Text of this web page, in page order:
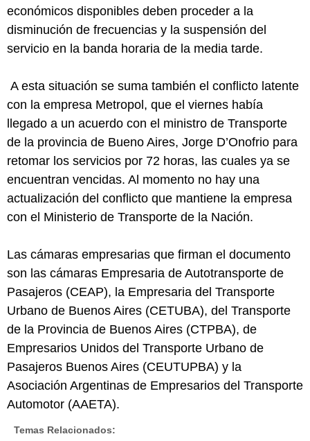
económicos disponibles deben proceder a la
disminución de frecuencias y la suspensión del
servicio en la banda horaria de la media tarde.
A esta situación se suma también el conflicto latente
con la empresa Metropol, que el viernes había
llegado a un acuerdo con el ministro de Transporte
de la provincia de Bueno Aires, Jorge D’Onofrio para
retomar los servicios por 72 horas, las cuales ya se
encuentran vencidas. Al momento no hay una
actualización del conflicto que mantiene la empresa
con el Ministerio de Transporte de la Nación.
Las cámaras empresarias que firman el documento
son las cámaras Empresaria de Autotransporte de
Pasajeros (CEAP), la Empresaria del Transporte
Urbano de Buenos Aires (CETUBA), del Transporte
de la Provincia de Buenos Aires (CTPBA), de
Empresarios Unidos del Transporte Urbano de
Pasajeros Buenos Aires (CEUTUPBA) y la
Asociación Argentinas de Empresarios del Transporte
Automotor (AAETA).
Temas Relacionados: